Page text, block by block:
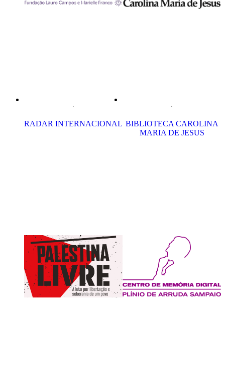
RADAR INTERNACIONAL BIBLIOTECA CAROLINA
MARIA DE JESUS